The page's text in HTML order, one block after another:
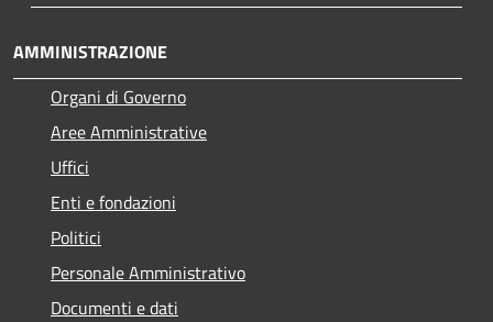
AMMINISTRAZIONE
Organi di Governo
Aree Amministrative
Uffici
Enti e fondazioni
Politici
Personale Amministrativo
Documenti e dati